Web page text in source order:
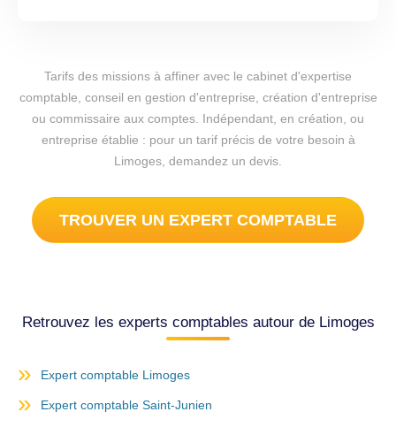
Tarifs des missions à affiner avec le cabinet d'expertise
comptable, conseil en gestion d'entreprise, création d'entreprise
ou commissaire aux comptes. Indépendant, en création, ou
entreprise établie : pour un tarif précis de votre besoin à
Limoges, demandez un devis.
TROUVER UN EXPERT COMPTABLE
Retrouvez les experts comptables autour de Limoges
Expert comptable Limoges
Expert comptable Saint-Junien